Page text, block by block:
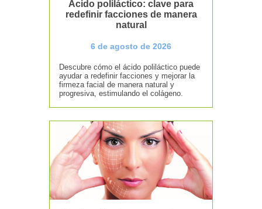
Ácido poliláctico: clave para
redefinir facciones de manera
natural
6 de agosto de 2026
Descubre cómo el ácido poliláctico puede
ayudar a redefinir facciones y mejorar la
firmeza facial de manera natural y
progresiva, estimulando el colágeno.